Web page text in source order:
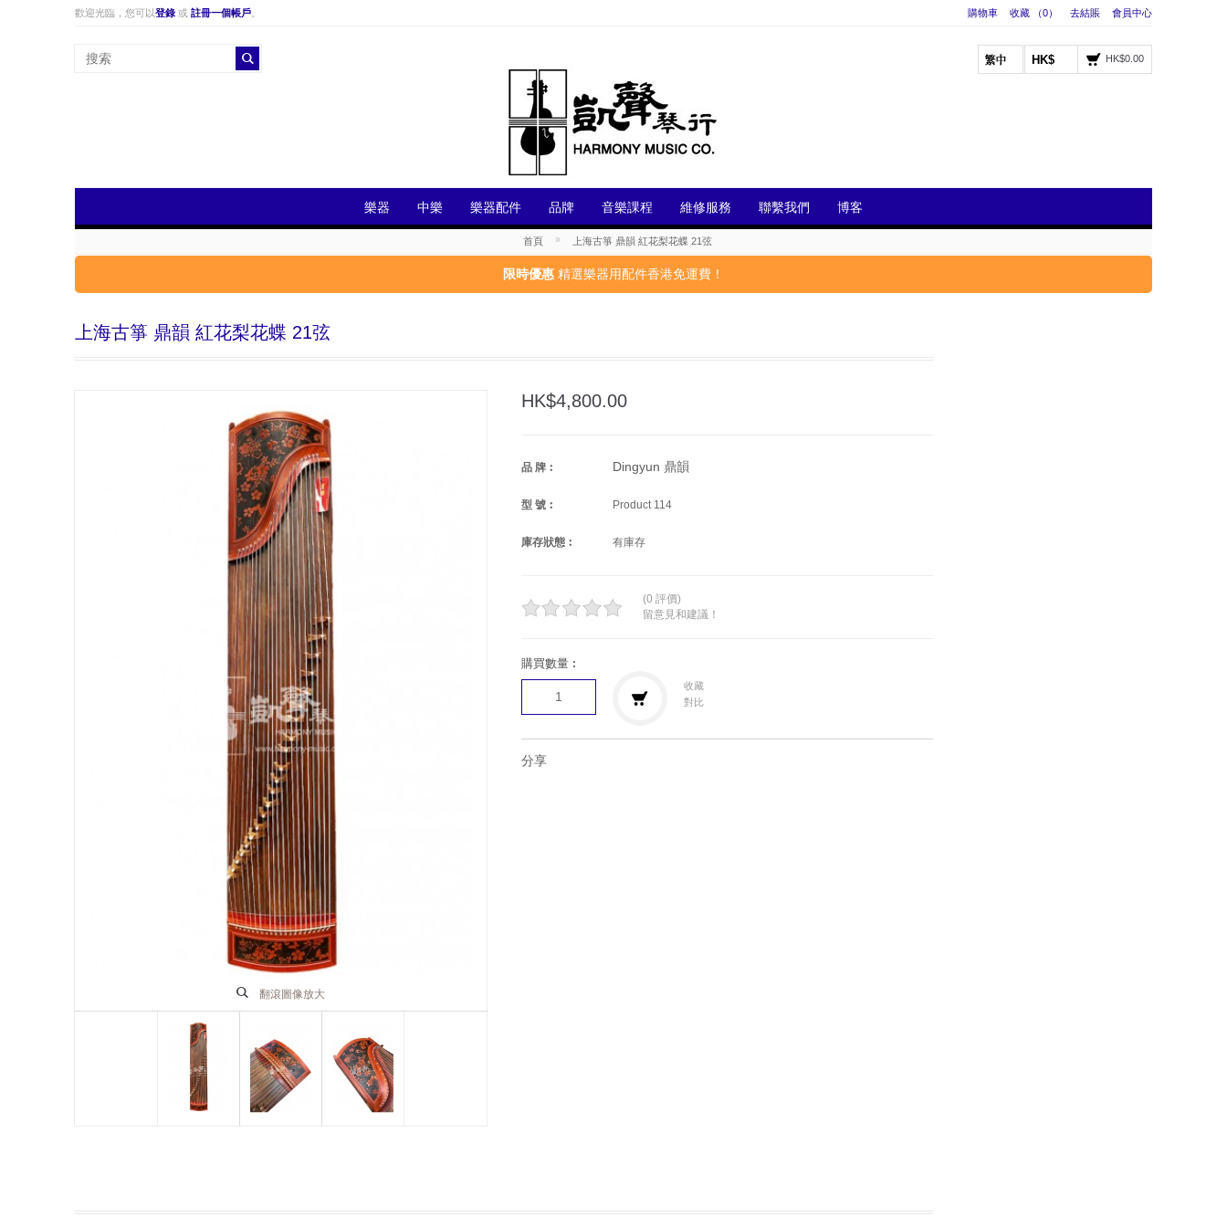
歡迎光臨，您可以登錄 或 註冊一個帳戶 購物車 收藏 （0） 去結賬 會員中心
HK$0.00
HK$
樂器 中樂 樂器配件 品牌 音樂課程 維修服務 聯繫我們 博客
首頁 » 上海古箏 鼎韻 紅花梨花蝶 21弦
限時優惠 精選樂器用配件香港免運費！
上海古箏 鼎韻 紅花梨花蝶 21弦
翻滾圖像放大
HK$4,800.00
品 牌︰ Dingyun 鼎韻
型 號︰ Product 114
庫存狀態︰ 有庫存
(0 評價)
留意見和建議！
購買數量︰
收藏
對比
分享